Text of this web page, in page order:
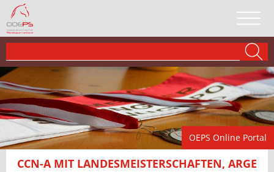
OEPS Online Portal
CCN-A MIT LANDESMEISTERSCHAFTEN, ARGE